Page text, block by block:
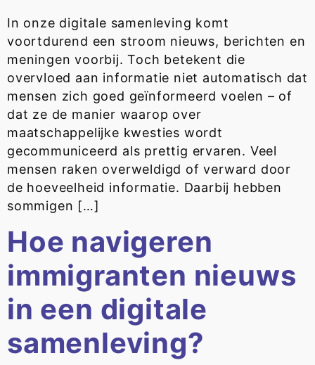
In onze digitale samenleving komt
voortdurend een stroom nieuws, berichten en
meningen voorbij. Toch betekent die
overvloed aan informatie niet automatisch dat
mensen zich goed geïnformeerd voelen – of
dat ze de manier waarop over
maatschappelijke kwesties wordt
gecommuniceerd als prettig ervaren. Veel
mensen raken overweldigd of verward door
de hoeveelheid informatie. Daarbij hebben
sommigen […]
Hoe navigeren
immigranten nieuws
in een digitale
samenleving?